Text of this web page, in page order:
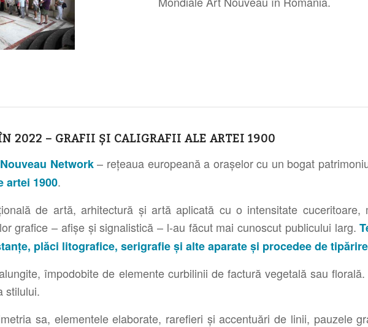
2022 – GRAFII ȘI CALIGRAFII ALE ARTEI 1900
Network– rețeaua europeană a orașelor cu un bogat
artei 1900.
de artă, arhitectură și artă aplicată cu o intensitate cuceritoare,
grafice – afișe și signalistică – l-au făcut mai cunoscut publicului larg.
plăci litografice, serigrafie și alte aparate și procedee de
împodobite de elemente curbilinii de factură vegetală sau
stilului.
sa, elementele elaborate, rarefieri și accentuări de linii, pauzele